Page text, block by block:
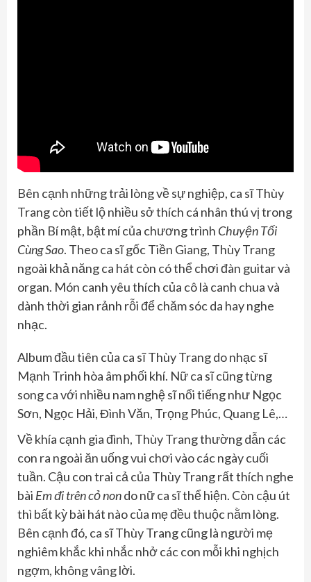
Bên cạnh những trải lòng về sự nghiệp, ca sĩ Thùy
Trang còn tiết lộ nhiều sở thích cá nhân thú vị trong
phần Bí mật, bật mí của chương trình Chuyện Tối
Cùng Sao. Theo ca sĩ gốc Tiền Giang, Thùy Trang
ngoài khả năng ca hát còn có thể chơi đàn guitar và
organ. Món canh yêu thích của cô là canh chua và
dành thời gian rảnh rỗi để chăm sóc da hay nghe
nhạc.
Album đầu tiên của ca sĩ Thùy Trang do nhạc sĩ
Mạnh Trinh hòa âm phối khí. Nữ ca sĩ cũng từng
song ca với nhiều nam nghệ sĩ nổi tiếng như Ngọc
Sơn, Ngọc Hải, Đình Văn, Trọng Phúc, Quang Lê,…
Về khía cạnh gia đình, Thùy Trang thường dẫn các
con ra ngoài ăn uống vui chơi vào các ngày cuối
tuần. Cậu con trai cả của Thùy Trang rất thích nghe
bài Em đi trên cỏ nondo nữ ca sĩ thể hiện. Còn cậu út
thì bất kỳ bài hát nào của mẹ đều thuộc nằm lòng.
Bên cạnh đó, ca sĩ Thùy Trang cũng là người mẹ
nghiêm khắc khi nhắc nhở các con mỗi khi nghịch
ngợm, không vâng lời.